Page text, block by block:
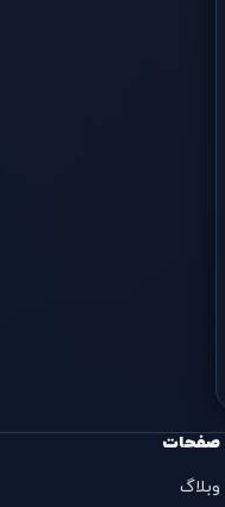
صفحات
وبلاگ